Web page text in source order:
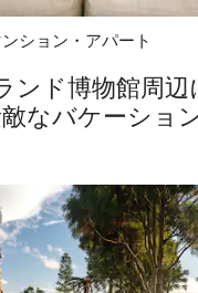
ション・アパート
ンド博物館⁠周⁠辺⁠
なバ⁠ケ⁠ー⁠シ⁠ョ⁠